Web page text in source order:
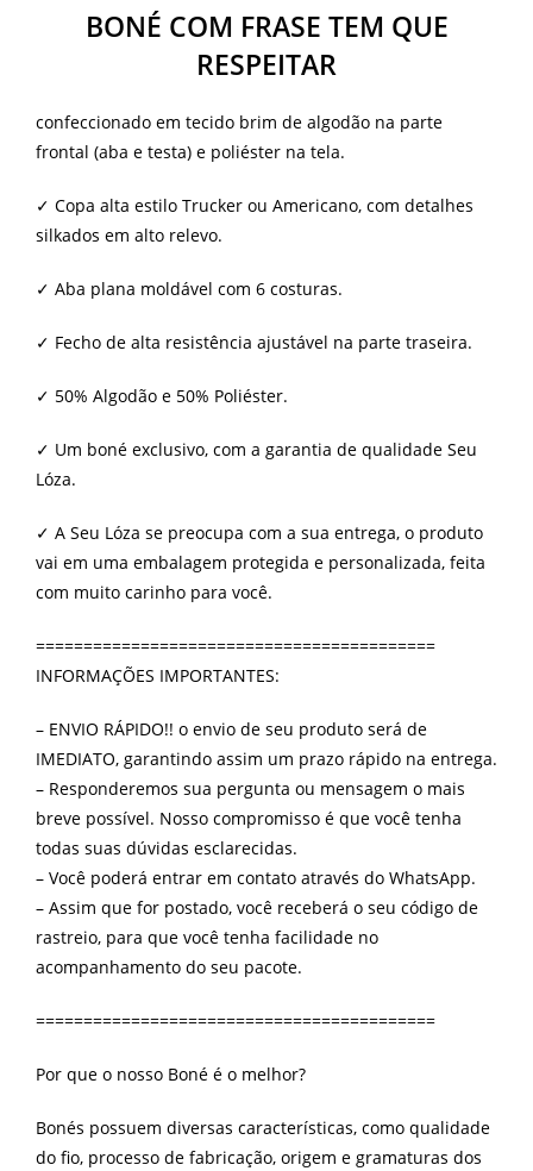
BONÉ COM FRASE TEM QUE
RESPEITAR
confeccionado em tecido brim de algodão na parte
frontal (aba e testa) e poliéster na tela.
✓ Copa alta estilo Trucker ou Americano, com detalhes
silkados em alto relevo.
✓ Aba plana moldável com 6 costuras.
✓ Fecho de alta resistência ajustável na parte traseira.
✓ 50% Algodão e 50% Poliéster.
✓ Um boné exclusivo, com a garantia de qualidade Seu
Lóza.
✓ A Seu Lóza se preocupa com a sua entrega, o produto
vai em uma embalagem protegida e personalizada, feita
com muito carinho para você.
==========================================
INFORMAÇÕES IMPORTANTES:
– ENVIO RÁPIDO!! o envio de seu produto será de
IMEDIATO, garantindo assim um prazo rápido na entrega.
– Responderemos sua pergunta ou mensagem o mais
breve possível. Nosso compromisso é que você tenha
todas suas dúvidas esclarecidas.
– Você poderá entrar em contato através do WhatsApp.
– Assim que for postado, você receberá o seu código de
rastreio, para que você tenha facilidade no
acompanhamento do seu pacote.
==========================================
Por que o nosso Boné é o melhor?
Bonés possuem diversas características, como qualidade
do fio, processo de fabricação, origem e gramaturas dos